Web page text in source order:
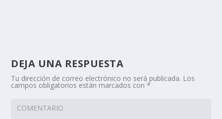
DEJA UNA RESPUESTA
Tu dirección de correo electrónico no será publicada. Los
campos obligatorios están marcados con*